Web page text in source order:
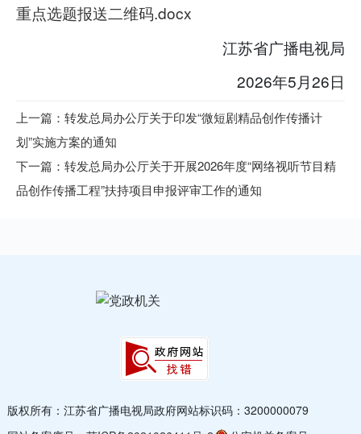
重点选题报送二维码.docx
江苏省广播电视局
2026年5月26日
上一篇：转发总局办公厅关于印发“微短剧精品创作传播计
划”实施方案的通知
下一篇：转发总局办公厅关于开展2026年度“网络视听节目精
品创作传播工程”扶持项目申报评审工作的通知
版权所有：江苏省广播电视局政府网站标识码：3200000079